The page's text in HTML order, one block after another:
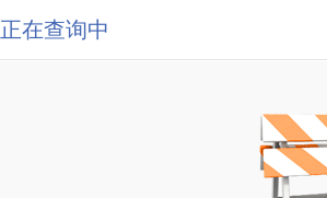
正在查询中